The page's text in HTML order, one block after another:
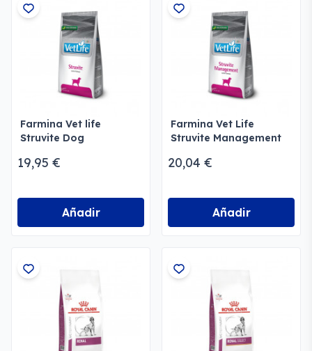
Farmina Vet life
Struvite Dog
19,95 €
Añadir
Farmina Vet Life
Struvite Management
20,04 €
Añadir